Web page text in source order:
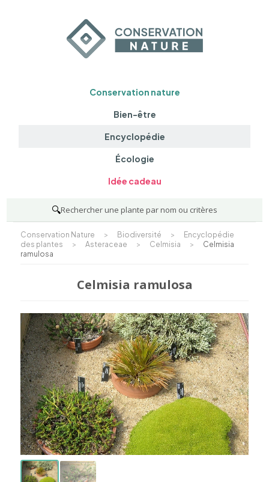
Conservation nature
Bien-être
Encyclopédie
Écologie
Idée cadeau
🔍Rechercher une plante par nom ou critères
Conservation Nature > Biodiversité >
Encyclopédie
des plantes
> Asteraceae > Celmisia >
Celmisia
ramulosa
Celmisia ramulosa